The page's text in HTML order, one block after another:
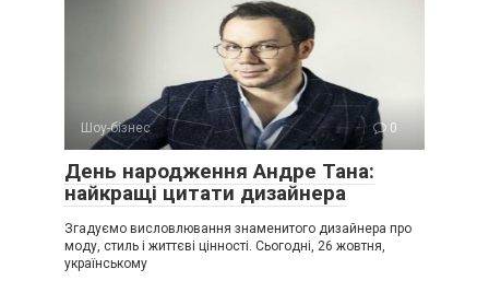
Шоу-бізнес 0
День народження Андре Тана:
найкращі цитати дизайнера
Згадуємо висловлювання знаменитого дизайнера про
моду, стиль і життєві цінності. Сьогодні, 26 жовтня,
українському